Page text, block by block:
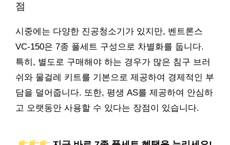
점
시중에는 다양한 진공청소기가 있지만, 벤트론스
VC-150은 7종 풀세트 구성으로 차별화를 둡니다.
특히, 별도로 구매해야 하는 경우가 많은 침구 브러
쉬와 물걸레 키트를 기본으로 제공하여 경제적인 부
담을 덜어줍니다. 또한, 평생 AS를 제공하여 안심하
고 오랫동안 사용할 수 있다는 장점이 있습니다.